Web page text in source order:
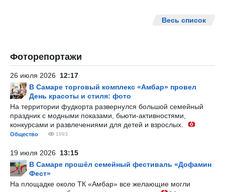
Весь список
Фоторепортажи
26 июля 2026 12:17
В Самаре торговый комплекс «Амбар» провел
День красоты и стиля: фото
На территории фудкорта развернулся большой семейный
праздник с модными показами, бьюти-активностями,
конкурсами и развлечениями для детей и взрослых.
Общество 1693
19 июля 2026 13:15
В Самаре прошёл семейный фестиваль «Дофамин
Фест»
На площадке около ТК «Амбар» все желающие могли